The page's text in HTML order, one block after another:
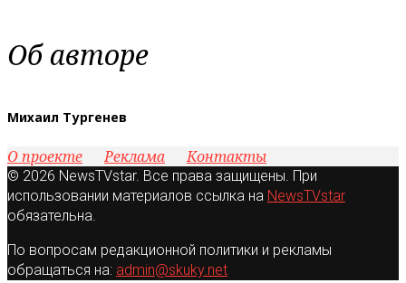
Об авторе
Михаил Тургенев
О проекте Реклама Контакты
© 2026 NewsTVstar. Все права защищены. При
использовании материалов ссылка на NewsTVstar
обязательна.
По вопросам редакционной политики и рекламы
обращаться на: admin@skuky.net